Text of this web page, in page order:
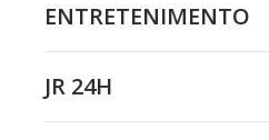
ENTRETENIMENTO
JR 24H